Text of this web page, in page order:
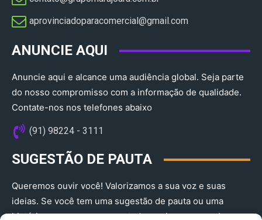
aprovinciadoparacomercial@gmail.com​
ANUNCIE AQUI
Anuncie aqui e alcance uma audiência global. Seja parte
do nosso compromisso com a informação de qualidade.
Contate-nos nos telefones abaixo
(91) 98224 - 3111
SUGESTÃO DE PAUTA
Queremos ouvir você! Valorizamos a sua voz e suas
ideias. Se você tem uma sugestão de pauta ou uma
história que merece ser contada, envie-nos agora!